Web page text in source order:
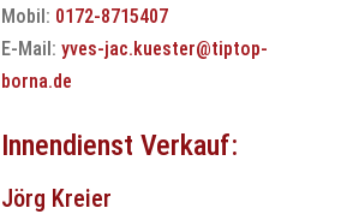
Mobil: 0172-8715407
E-Mail:yves-jac.kuester@tiptop-
borna.de
Innendienst Verkauf:
Jörg Kreier